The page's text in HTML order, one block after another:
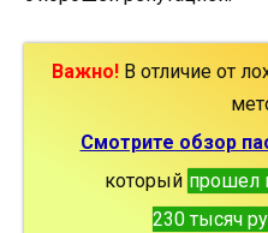
Важно!В отличие от
Смотрите обзор
который прошел
230 тысяч